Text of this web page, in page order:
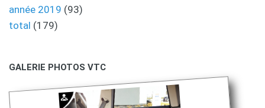
année 2019 (93)
total (179)
GALERIE PHOTOS VTC